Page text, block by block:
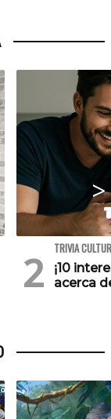
TRIVIA
¡10
acerca